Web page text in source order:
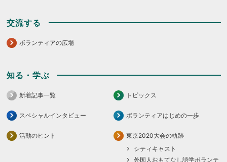
交流する
ボランティアの広場
知る・学ぶ
新着記事一覧 トピックス
スペシャルインタビュー ボランティアはじめの一歩
活動のヒント
東京2020大会の軌跡
シティキャスト
外国人おもてなし語学ボランテ